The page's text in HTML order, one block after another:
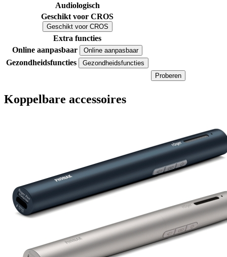
Audiologisch
Geschikt voor CROS
Geschikt voor CROS
Extra functies
Online aanpasbaar
Online aanpasbaar
Gezondheidsfuncties
Gezondheidsfuncties
Proberen
Koppelbare accessoires